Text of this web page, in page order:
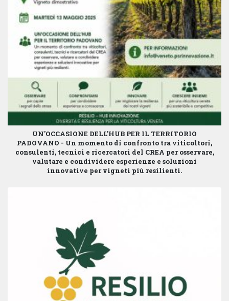
UN'OCCASIONE DELL'HUB PER IL TERRITORIO
PADOVANO - Un momento di confronto tra viticoltori,
consulenti, tecnici e ricercatori del CREA perosservare,
valutare e condividere esperienze e soluzioni
innovative per vigneti più resilienti.